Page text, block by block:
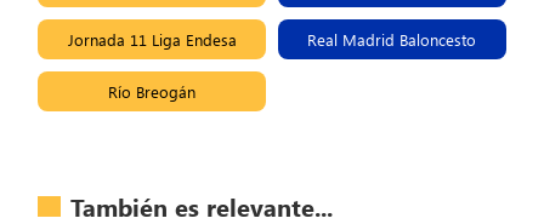
Jornada 11 Liga Endesa Real Madrid Baloncesto
Río Breogán
También es relevante...